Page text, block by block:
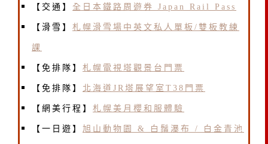
【交通】 全日本鐵路周遊券 Japan Rail Pass
【滑雪】 札幌滑雪場中英文私人單板/雙板教練
課
【免排隊】 札幌電視塔觀景台門票
【免排隊】 北海道JR塔展望室T38門票
【網美行程】 札幌美月櫻和服體驗
【一日遊】 旭山動物園 & 白鬚瀑布 / 白金青池